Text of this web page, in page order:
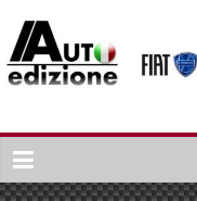
naar
inhoud
Auto
Edizione
La